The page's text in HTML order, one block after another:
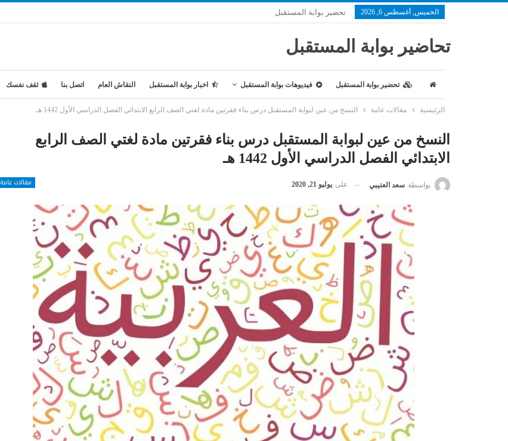
الخميس, أغسطس 6, 2026 تحضير بوابة المستقبل
تحاضير بوابة المستقبل
تحضير بوابة المستقبل فيديوهات بوابة المستقبل اخبار بوابة المستقبل النقاش العام اتصل بنا ثقف نفسك
الرئيسية مقالات عامة النسخ من عين لبوابة المستقبل درس بناء فقرتين مادة لغتي الصف الرابع الابتدائي الفصل الدراسي الأول 1442 هـ
النسخ من عين لبوابة المستقبل درس بناء فقرتين مادة لغتي الصف الرابع
الابتدائي الفصل الدراسي الأول 1442 هـ
مقالات عامة بواسطة سعد العتيبي على يوليو 21, 2020